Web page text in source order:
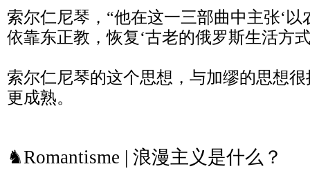
索尔仁尼琴，“他在这一三部曲中主张‘以
依靠东正教，恢复‘古老的俄罗斯生活方
索尔仁尼琴的这个思想，与加缪的思想
更成熟。
♞Romantisme | 浪漫主义是什么？